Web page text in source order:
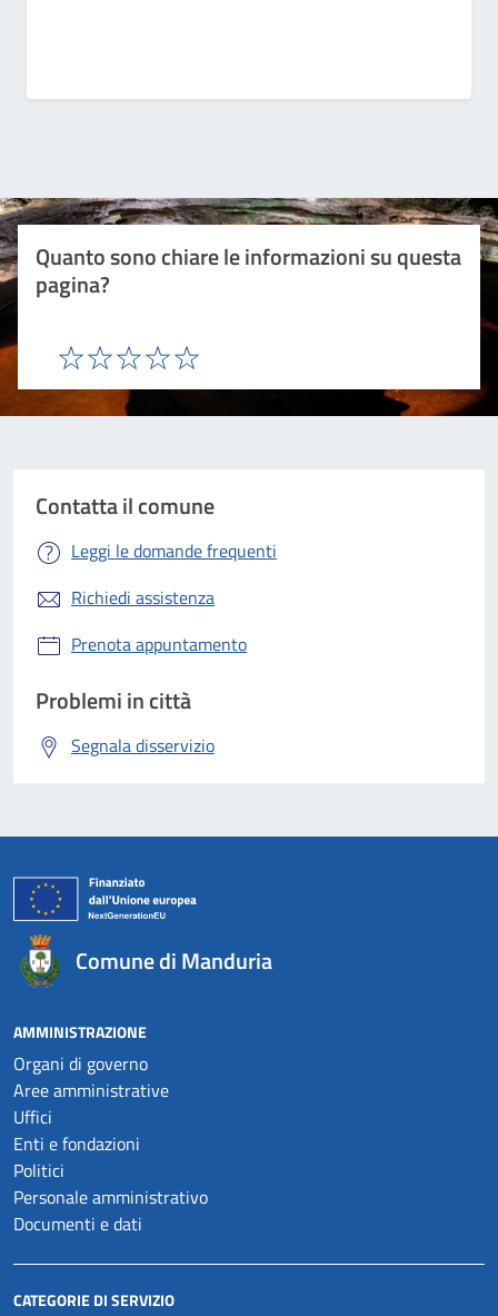
Quanto sono chiare le informazioni su questa
pagina?
Valuta 5 stelle su 5
Valuta 4 stelle su 5
Valuta 3 stelle su 5
Valuta 2 stelle su 5
Valuta 1 stelle su 5
Contatta il comune
Leggi le domande frequenti
Richiedi assistenza
Prenota appuntamento
Problemi in città
Segnala disservizio
Comune di Manduria
AMMINISTRAZIONE
Organi di governo
Aree amministrative
Uffici
Enti e fondazioni
Politici
Personale amministrativo
Documenti e dati
CATEGORIE DI SERVIZIO